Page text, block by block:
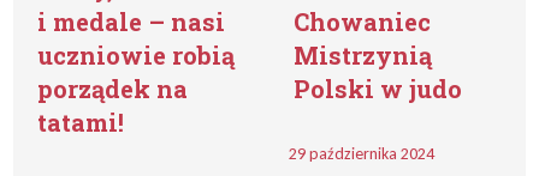
i medale – nasi
uczniowie robią
porządek na
tatami!
Chowaniec
Mistrzynią
Polski w judo
29 października 2024